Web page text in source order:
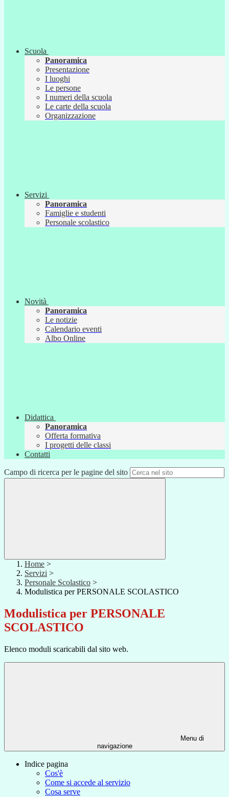
Scuola
Panoramica
Presentazione
I luoghi
Le persone
I numeri della scuola
Le carte della scuola
Organizzazione
Servizi
Panoramica
Famiglie e studenti
Personale scolastico
Novità
Panoramica
Le notizie
Calendario eventi
Albo Online
Didattica
Panoramica
Offerta formativa
I progetti delle classi
Contatti
Campo di ricerca per le pagine del sito
Home >
Servizi >
Personale Scolastico >
Modulistica per PERSONALE SCOLASTICO
Modulistica per PERSONALE
SCOLASTICO
Elenco moduli scaricabili dal sito web.
Menu di
navigazione
Indice pagina
Cos'è
Come si accede al servizio
Cosa serve